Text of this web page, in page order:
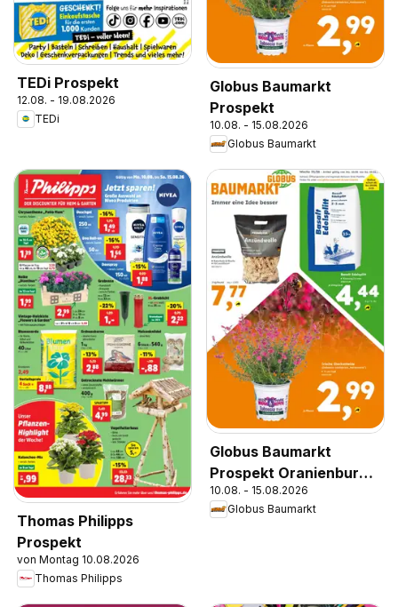
TEDi Prospekt
12.08. - 19.08.2026
TEDi
Globus Baumarkt
Prospekt
10.08. - 15.08.2026
Globus Baumarkt
Thomas Philipps
Prospekt
von Montag 10.08.2026
Thomas Philipps
Globus Baumarkt
Prospekt Oranienburg-
Germendorf
10.08. - 15.08.2026
Globus Baumarkt